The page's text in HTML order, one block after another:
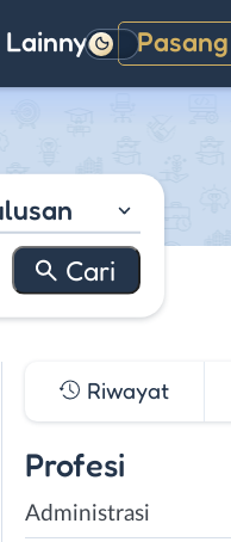
Gelap
Riwayat
Profesi
Administrasi